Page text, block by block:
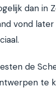
dan in
vond
de
te